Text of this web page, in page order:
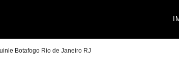
Botafogo Rio de Janeiro RJ